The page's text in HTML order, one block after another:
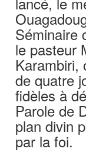
Séminaire
le pasteur
Karambiri,
de quatre
fidèles à
Parole de
plan divin
par la foi.